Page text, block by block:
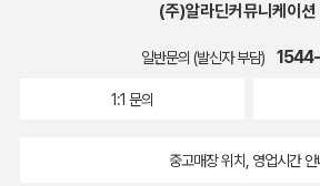
(주)알라딘커뮤니케이션
일반문의 (발신자 부담)
1:1 문의
중고매장 위치, 영업시간 안